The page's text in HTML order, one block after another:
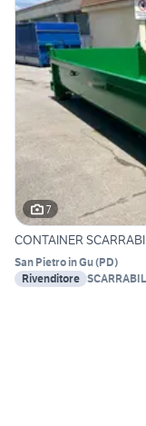
7
CONTAINER
San Pietro in Gu(PD)
Rivenditore